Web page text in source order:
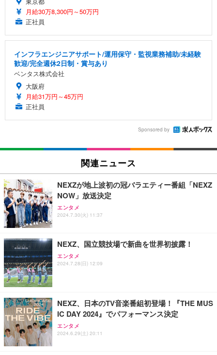
月給30万8,300円～50万円
正社員
インフラエンジニアサポート/運用保守・監視業務補助/未経験
歓迎/完全週休2日制・賞与あり
ベンタス株式会社
大阪府
月給31万円～45万円
正社員
Sponsored by
関連ニュース
NEXZが地上波初の冠バラエティー番組「NEXZ
NOW」放送決定
エンタメ
2024.7.30(火) 11:37
NEXZ、国立競技場で新曲を世界初披露！
エンタメ
2024.7.28(日) 12:09
NEXZ、日本のTV音楽番組初登場！『THE MUS
IC DAY 2024』でパフォーマンス決定
エンタメ
2024.6.29(土) 20:11